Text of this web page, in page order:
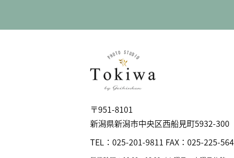
〒951-8101
新潟県新潟市中央区⻄船見町5932-300
TEL：025-201-9811 FAX：025-225-